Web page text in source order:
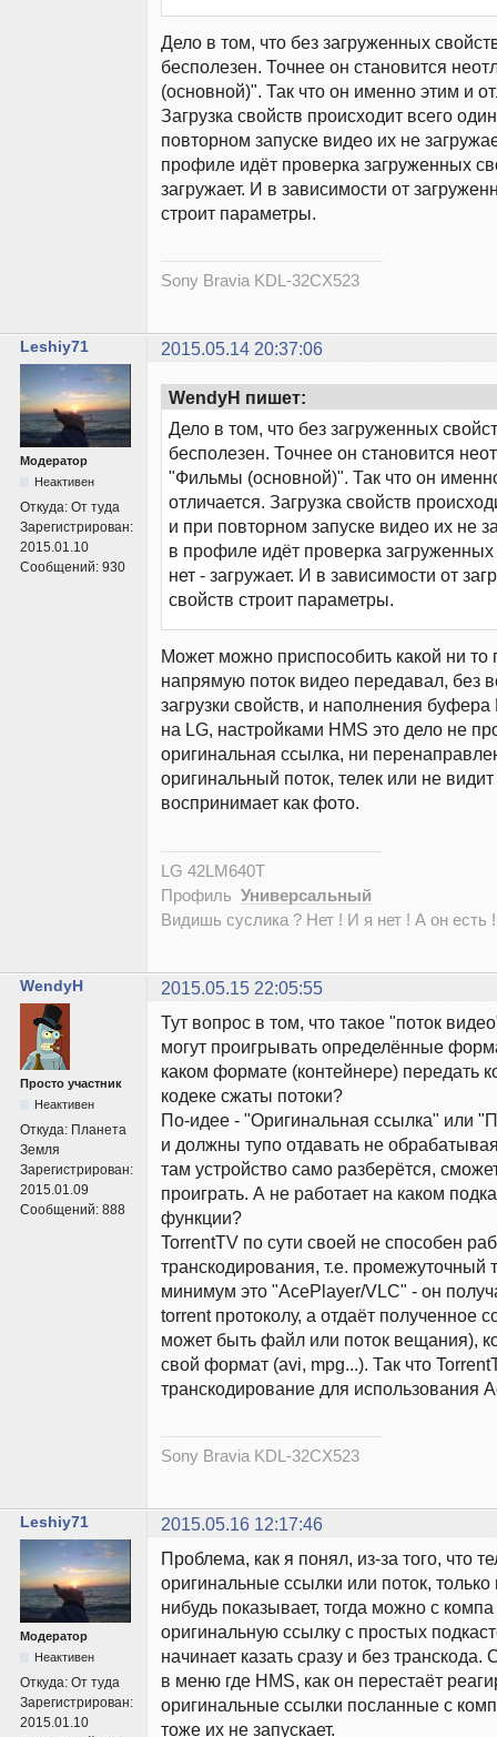
Дело в том, что без загруженных
бесполезен. Точнее он становится
(основной)". Так что он именно этим и
Загрузка свойств происходит всего
повторном запуске видео их не
профиле идёт проверка загруженных
загружает. И в зависимости от
строит параметры.
Sony Bravia KDL-32CX523
Leshiy71 2015.05.14 20:37:06
Модератор
Неактивен
Откуда: От туда
Зарегистрирован:
2015.01.10
Сообщений: 930
WendyH пишет:
Дело в том, что без загруженных
бесполезен. Точнее он становится
"Фильмы (основной)". Так что он
отличается. Загрузка свойств
и при повторном запуске видео их не
в профиле идёт проверка загруженных
нет - загружает. И в зависимости от
свойств строит параметры.
Может можно приспособить какой ни
напрямую поток видео передавал, без
загрузки свойств, и наполнения
на LG, настройками HMS это дело не
оригинальная ссылка, ни
оригинальный поток, телек или не
воспринимает как фото.
LG 42LM640T
Профиль Универсальный
Видишь суслика ? Нет ! И я нет ! А он есть
WendyH 2015.05.15 22:05:55
Просто участник
Неактивен
Откуда: Планета
Земля
Зарегистрирован:
2015.01.09
Сообщений: 888
Тут вопрос в том, что такое "поток
могут проигрывать определённые
каком формате (контейнере) передать
кодеке сжаты потоки?
По-идее - "Оригинальная ссылка" или
и должны тупо отдавать не
там устройство само разберётся,
проиграть. А не работает на каком
функции?
TorrentTV по сути своей не способен
транскодирования, т.е. промежуточный
минимум это "AcePlayer/VLC" - он
torrent протоколу, а отдаёт полученное
может быть файл или поток вещания),
свой формат (avi, mpg...). Так что
транскодирование для использования
Sony Bravia KDL-32CX523
Leshiy71 2015.05.16 12:17:46
Модератор
Неактивен
Откуда: От туда
Зарегистрирован:
2015.01.10
Проблема, как я понял, из-за того, что
оригинальные ссылки или поток, только
нибудь показывает, тогда можно с
оригинальную ссылку с простых
начинает казать сразу и без транскода.
в меню где HMS, как он перестаёт
оригинальные ссылки посланные с
тоже их не запускает.